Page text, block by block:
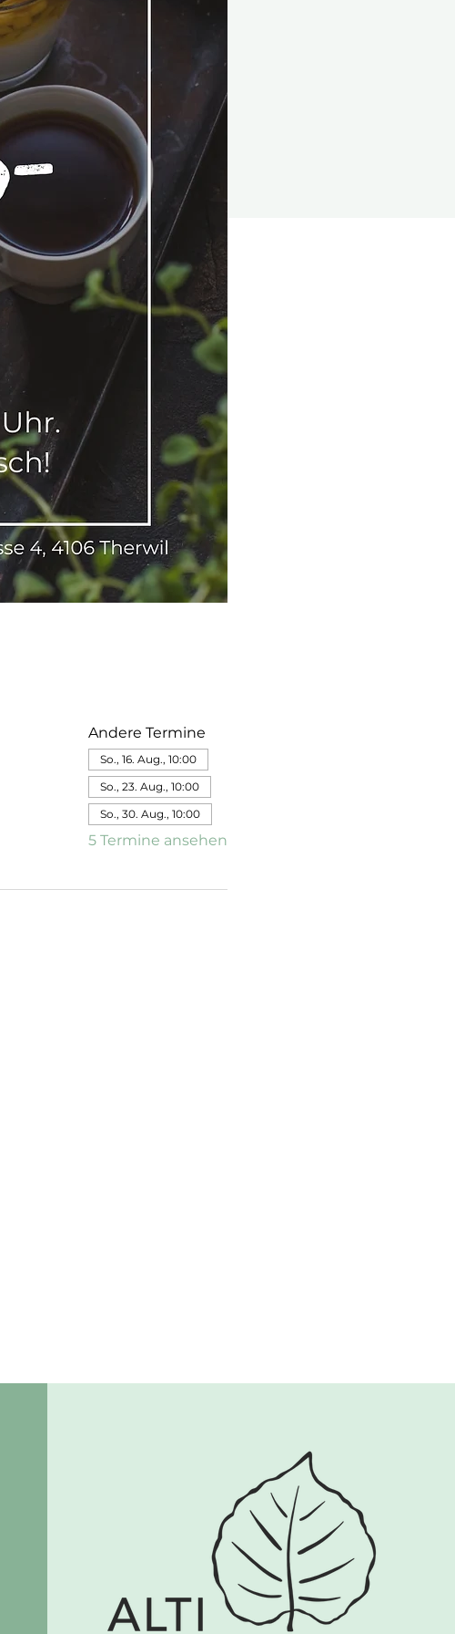
Andere Termine
So., 16. Aug., 10:00
So., 23. Aug., 10:00
So., 30. Aug., 10:00
5 Termine ansehen